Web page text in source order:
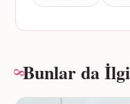
Bunlar da